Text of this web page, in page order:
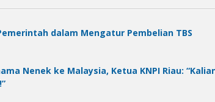
dalam Mengatur Pembelian TBS
Nenek ke Malaysia, Ketua KNPI Riau: